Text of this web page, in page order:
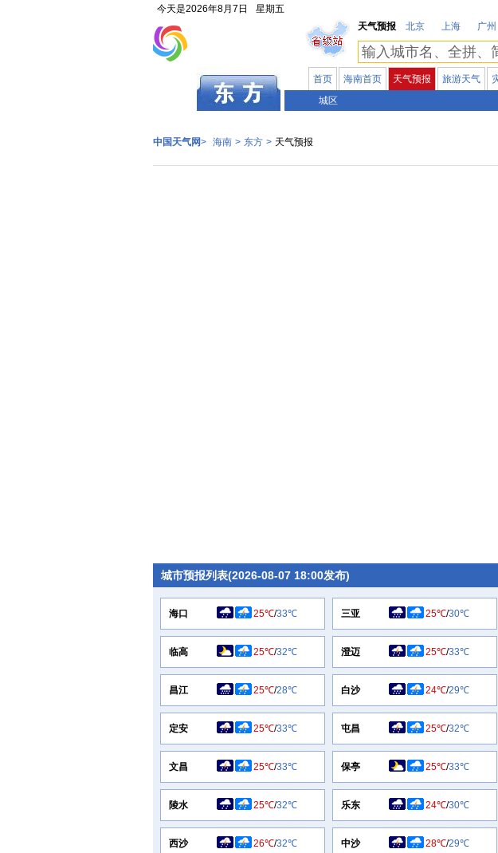
今天是2026年8月7日 星期五
天气预报
北京 上海 广州
首页 海南首页 天气预报 旅游天气
城区
中国天气网> 海南 > 东方 > 天气预报
城市预报列表(2026-08-07 18:00发布)
海口 25℃/33℃ 三亚 25℃/30℃
临高 25℃/32℃ 澄迈 25℃/33℃
昌江 25℃/28℃ 白沙 24℃/29℃
定安 25℃/33℃ 屯昌 25℃/32℃
文昌 25℃/33℃ 保亭 25℃/33℃
陵水 25℃/32℃ 乐东 24℃/30℃
西沙 26℃/32℃ 中沙 28℃/29℃